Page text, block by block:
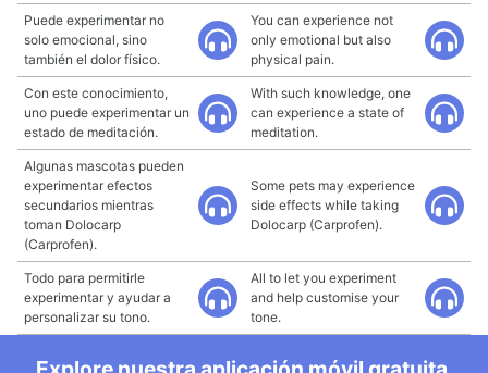
Puede experimentar no
solo emocional, sino
también el dolor físico.
You can experience not
only emotional but also
physical pain.
Con este conocimiento,
uno puede experimentar un
estado de meditación.
With such knowledge, one
can experience a state of
meditation.
Algunas mascotas pueden
experimentar efectos
secundarios mientras
toman Dolocarp
(Carprofen).
Some pets may experience
side effects while taking
Dolocarp (Carprofen).
Todo para permitirle
experimentar y ayudar a
personalizar su tono.
All to let you experiment
and help customise your
tone.